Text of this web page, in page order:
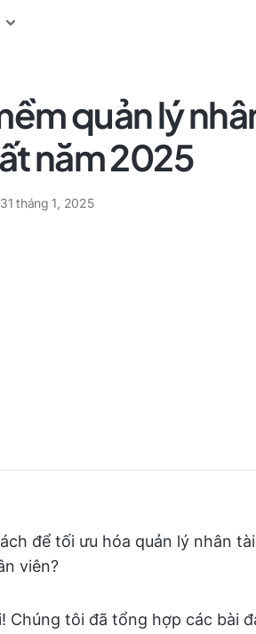
quản lý
năm 2025
31 tháng 1, 2025
để tối ưu hóa quản lý nhân
viên?
Chúng tôi đã tổng hợp các bài